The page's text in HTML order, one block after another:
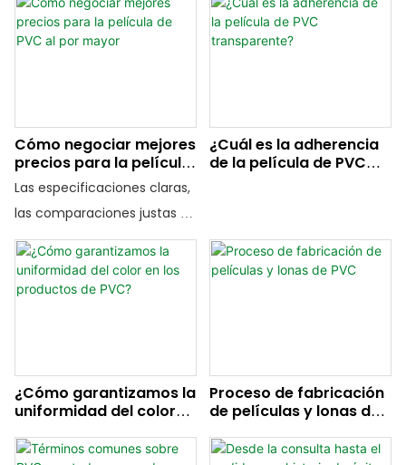
aprobada, no solo la sala de
exposición. La trazabilidad
cuidadosa preparación del
envío reducen el riesgo de
Cómo negociar mejores
precios para la película
de PVC al por mayor
Las especificaciones claras,
las comparaciones justas de
presupuestos, los
volúmenes manejables y las
condiciones de calidad por
¿Cuál es la adherencia
de la película de PVC
¿Cómo garantizamos la
uniformidad del color
PVC?
Proceso de fabricación
de películas y lonas de